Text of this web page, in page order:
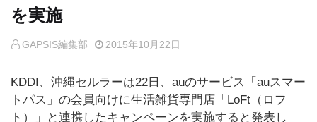
を実施
GAPSIS編集部 2015年10月22日
KDDI、沖縄セルラーは22日、auのサービス「auスマー
トパス」の会員向けに生活雑貨専門店「LoFt（ロフ
ト）」と連携したキャンペーンを実施すると発表し